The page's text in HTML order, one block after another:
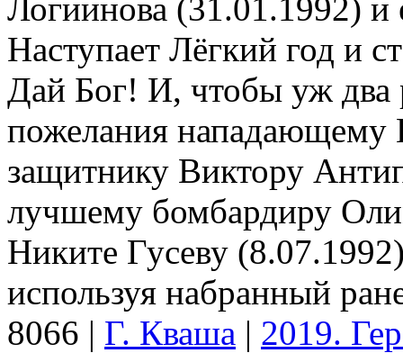
Логиинова (31.01.1992) и
Наступает Лёгкий год и
Дай Бог! И, чтобы уж два
пожелания нападающему
защитнику Виктору
лучшему бомбардиру
Никите Гусеву
используя набранный
8066 | Г. Кваша | 2019.